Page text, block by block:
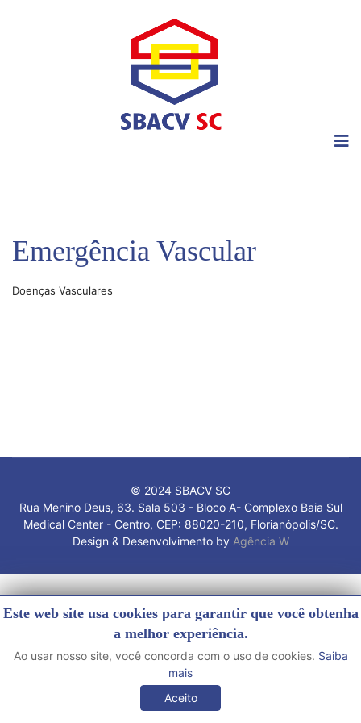
Emergência Vascular
Doenças Vasculares
© 2024 SBACV SC
Rua Menino Deus, 63. Sala 503 - Bloco A- Complexo Baia Sul
Medical Center - Centro, CEP: 88020-210, Florianópolis/SC.
Design & Desenvolvimento by Agência W
Este web site usa cookies para garantir que você obtenha
a melhor experiência.
Ao usar nosso site, você concorda com o uso de cookies. Saiba
mais
Aceito